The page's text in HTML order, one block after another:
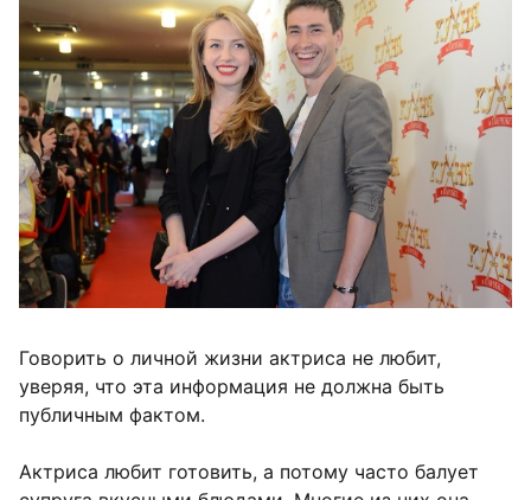
Говорить о личной жизни актриса не любит,
уверяя, что эта информация не должна быть
публичным фактом.
Актриса любит готовить, а потому часто балует